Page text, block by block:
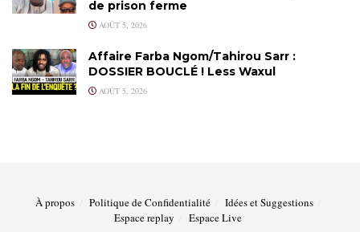
de prison ferme
AOÛT 5, 2026
Affaire Farba Ngom/Tahirou Sarr :
DOSSIER BOUCLÉ ! Less Waxul
AOÛT 5, 2026
À propos Politique de Confidentialité
Idées et Suggestions
Espace replay
Espace Live